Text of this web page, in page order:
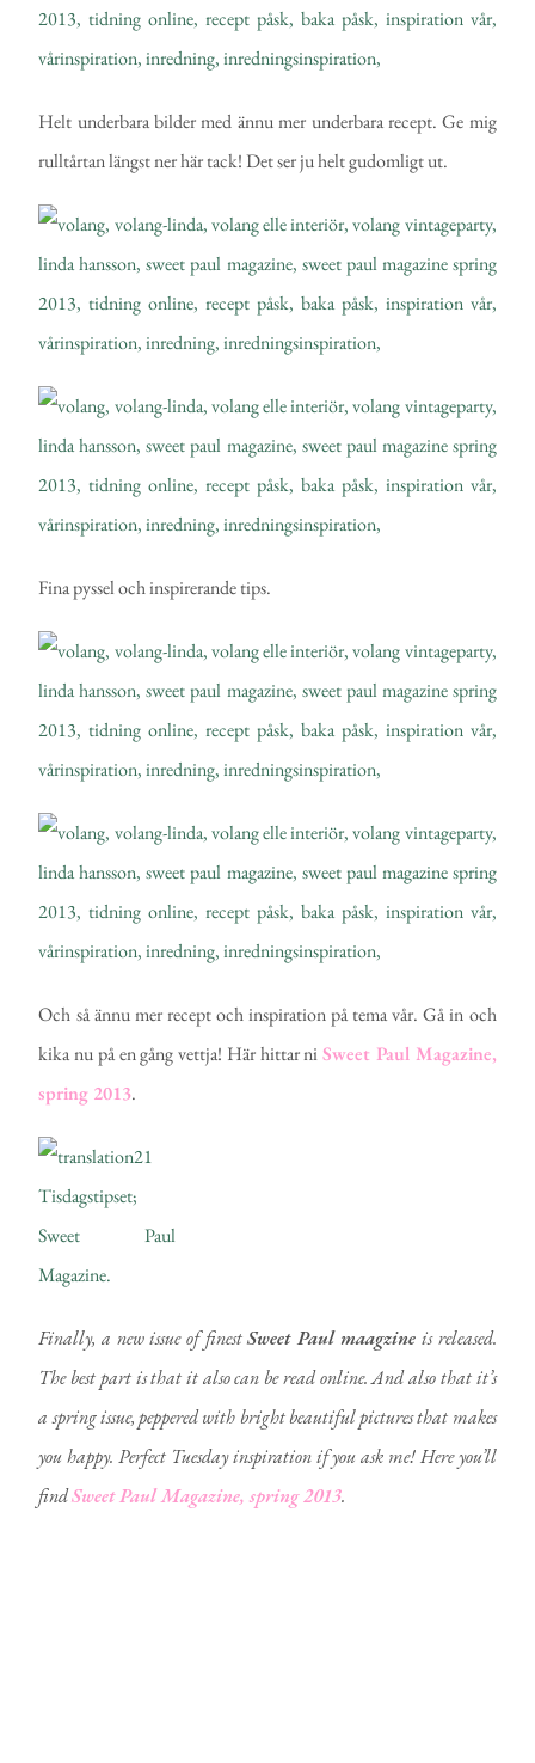
Helt underbara bilder med ännu mer underbara recept. Ge mig
rulltårtan längst ner här tack! Det ser ju helt gudomligt ut.
Fina pyssel och inspirerande tips.
Och så ännu mer recept och inspiration på tema vår. Gå in och
kika nu på en gång vettja! Här hittar niSweet Paul Magazine,
spring 2013.
Finally, a new issue of finestSweet Paul maagzine is released.
The best part is that it also can be read online. And also that it’s
a spring issue, peppered with bright beautiful pictures that makes
you happy. Perfect Tuesday inspiration if you ask me! Here you’ll
findSweet Paul Magazine, spring 2013.